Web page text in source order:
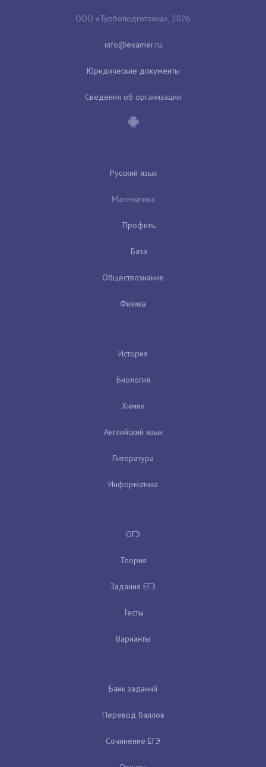
ООО «Турбоподготовка», 2026
Юридические документы
Сведения об организации
Русский язык
Математика
Профиль
База
Обществознание
Физика
История
Биология
Химия
Английский язык
Литература
Информатика
ОГЭ
Теория
Задания ЕГЭ
Тесты
Варианты
Банк заданий
Перевод баллов
Сочинение ЕГЭ